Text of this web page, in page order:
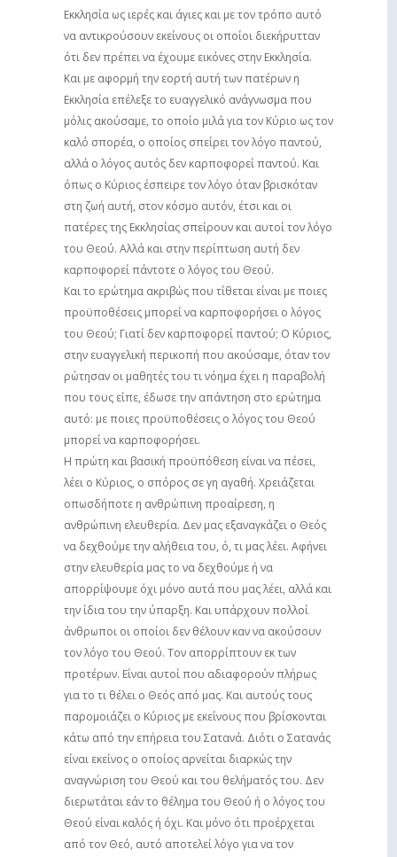
Εκκλησία ως ιερές και άγιες και με τον τρόπο αυτό
να αντικρούσουν εκείνους οι οποίοι διεκήρυτταν
ότι δεν πρέπει να έχουμε εικόνες στην Εκκλησία.
Και με αφορμή την εορτή αυτή των πατέρων η
Εκκλησία επέλεξε το ευαγγελικό ανάγνωσμα που
μόλις ακούσαμε, το οποίο μιλά για τον Κύριο ως τον
καλό σπορέα, ο οποίος σπείρει τον λόγο παντού,
αλλά ο λόγος αυτός δεν καρποφορεί παντού. Και
όπως ο Κύριος έσπειρε τον λόγο όταν βρισκόταν
στη ζωή αυτή, στον κόσμο αυτόν, έτσι και οι
πατέρες της Εκκλησίας σπείρουν και αυτοί τον λόγο
του Θεού. Αλλά και στην περίπτωση αυτή δεν
καρποφορεί πάντοτε ο λόγος του Θεού.
Και το ερώτημα ακριβώς που τίθεται είναι με ποιες
προϋποθέσεις μπορεί να καρποφορήσει ο λόγος
του Θεού; Γιατί δεν καρποφορεί παντού; Ο Κύριος,
στην ευαγγελική περικοπή που ακούσαμε, όταν τον
ρώτησαν οι μαθητές του τι νόημα έχει η παραβολή
που τους είπε, έδωσε την απάντηση στο ερώτημα
αυτό: με ποιες προϋποθέσεις ο λόγος του Θεού
μπορεί να καρποφορήσει.
Η πρώτη και βασική προϋπόθεση είναι να πέσει,
λέει ο Κύριος, ο σπόρος σε γη αγαθή. Χρειάζεται
οπωσδήποτε η ανθρώπινη προαίρεση, η
ανθρώπινη ελευθερία. Δεν μας εξαναγκάζει ο Θεός
να δεχθούμε την αλήθεια του, ό, τι μας λέει. Αφήνει
στην ελευθερία μας το να δεχθούμε ή να
απορρίψουμε όχι μόνο αυτά που μας λέει, αλλά και
την ίδια του την ύπαρξη. Και υπάρχουν πολλοί
άνθρωποι οι οποίοι δεν θέλουν καν να ακούσουν
τον λόγο του Θεού. Τον απορρίπτουν εκ των
προτέρων. Είναι αυτοί που αδιαφορούν πλήρως
για το τι θέλει ο Θεός από μας. Και αυτούς τους
παρομοιάζει ο Κύριος με εκείνους που βρίσκονται
κάτω από την επήρεια του Σατανά. Διότι ο Σατανάς
είναι εκείνος ο οποίος αρνείται διαρκώς την
αναγνώριση του Θεού και του θελήματός του. Δεν
διερωτάται εάν το θέλημα του Θεού ή ο λόγος του
Θεού είναι καλός ή όχι. Και μόνο ότι προέρχεται
από τον Θεό, αυτό αποτελεί λόγο για να τον